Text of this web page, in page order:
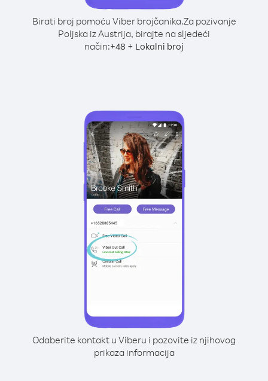
Birati broj pomoću Viber brojčanika.Za pozivanje
Poljska iz Austrija, birajte na sljedeći
način:+48 + Lokalni broj
Odaberite kontakt u Viberu i pozovite iz njihovog
prikaza informacija